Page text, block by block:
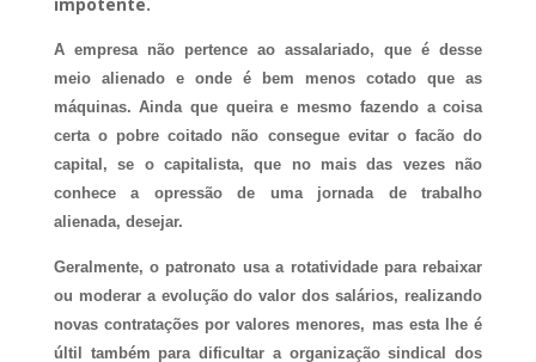
A empresa não pertence ao assalariado, que é desse
meio alienado e onde é bem menos cotado que as
máquinas. Ainda que queira e mesmo fazendo a coisa
certa o pobre coitado não consegue evitar o facão do
capital, se o capitalista, que no mais das vezes não
conhece a opressão de uma jornada de trabalho
alienada, desejar.
Geralmente, o patronato usa a rotatividade para rebaixar
ou moderar a evolução do valor dos salários, realizando
novas contratações por valores menores, mas esta lhe é
últil também para dificultar a organização sindical dos